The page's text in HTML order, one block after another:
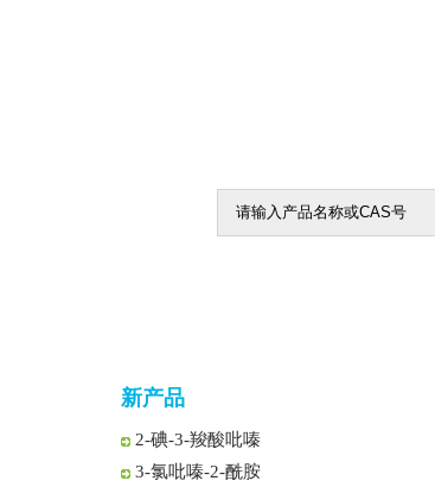
新产品
5-氯-1,2,4-噻二唑
5-氯-1,3,4-噻二唑-2-羧酸乙酯
2-碘-3-羧酸甲酯吡嗪
2-碘-3-羧酸吡嗪
3-氯吡嗪-2-酰胺